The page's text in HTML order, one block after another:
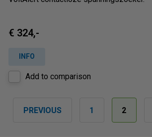
€ 324,-
INFO
Add to comparison
PREVIOUS 1 2